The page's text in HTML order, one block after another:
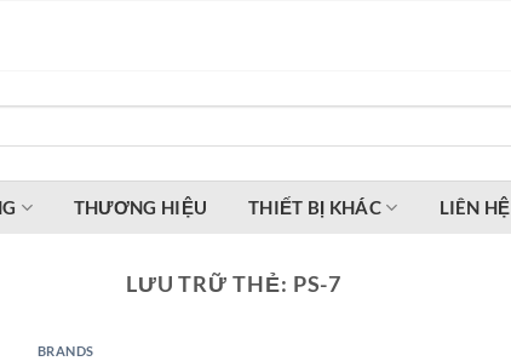
THƯƠNG HIỆU THIẾT BỊ KHÁC LIÊN HỆ
LƯU TRỮ THẺ: PS-7
BRANDS